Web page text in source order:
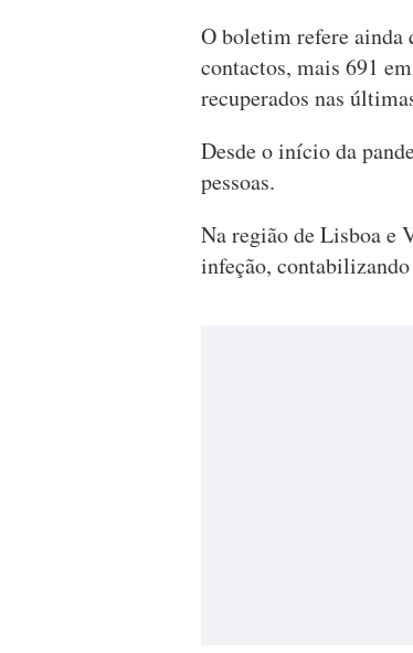
O boletim refere ainda
contactos, mais 691
recuperados nas
Desde o início da
pessoas.
Na região de Lisboa e
infeção,